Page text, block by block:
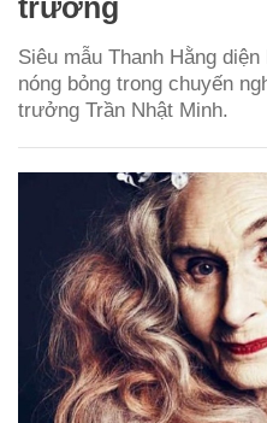
trưởng
Siêu mẫu Thanh Hằng
nóng bỏng trong chuyến
trưởng Trần Nhật Minh.